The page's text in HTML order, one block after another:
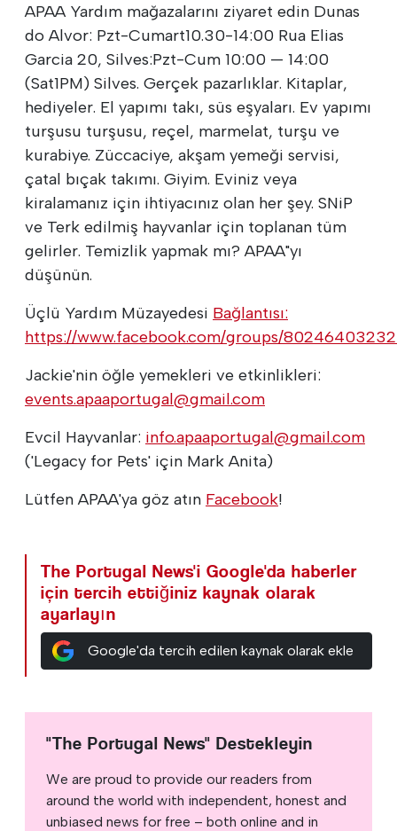
APAA Yardım mağazalarını ziyaret edin Dunas
do Alvor: Pzt-Cumart10.30-14:00 Rua Elias
Garcia 20, Silves:Pzt-Cum 10:00 — 14:00
(Sat1PM) Silves. Gerçek pazarlıklar. Kitaplar,
hediyeler. El yapımı takı, süs eşyaları. Ev yapımı
turşusu turşusu, reçel, marmelat, turşu ve
kurabiye. Züccaciye, akşam yemeği servisi,
çatal bıçak takımı. Giyim. Eviniz veya
kiralamanız için ihtiyacınız olan her şey. SNiP
ve Terk edilmiş hayvanlar için toplanan tüm
gelirler. Temizlik yapmak mı? APAA"yı
düşünün.
Üçlü Yardım Müzayedesi Bağlantısı:
https://www.facebook.com/groups/
Jackie'nin öğle yemekleri ve etkinlikleri:
events.apaaportugal@gmail.com
Evcil Hayvanlar: info.apaaportugal@gmail.com
('Legacy for Pets' için Mark Anita)
Lütfen APAA'ya göz atın Facebook!
The Portugal News'i Google'da haberler
için tercih ettiğiniz kaynak olarak
ayarlayın
Google'da tercih edilen kaynak olarak ekle
"The Portugal News" Destekleyin
We are proud to provide our readers from
around the world with independent, honest and
unbiased news for free – both online and in